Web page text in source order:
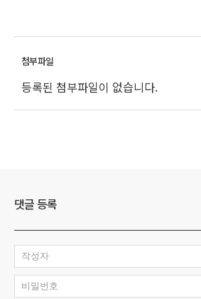
등록된 첨부파일이 없습니다.
댓글 등록
작성자
비밀번호